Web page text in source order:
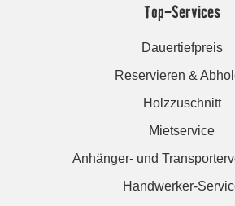
Top-Services
Dauertiefpreis
Reservieren &
Holzzuschnitt
Mietservice
Anhänger- und
Handwerker-